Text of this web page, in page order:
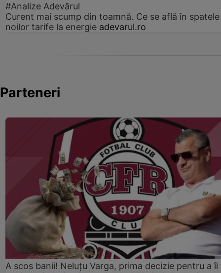
#Analize Adevărul
Curent mai scump din toamnă. Ce se află în spatele
noilor tarife la energie adevarul.ro
Parteneri
A scos banii! Neluțu Varga, prima decizie pentru a îi